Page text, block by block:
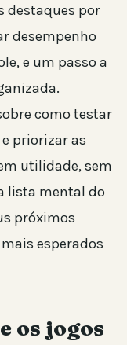
destaques por
desempenho
e um passo a
como testar
priorizar as
utilidade, sem
lista mental do
próximos
esperados
os jogos